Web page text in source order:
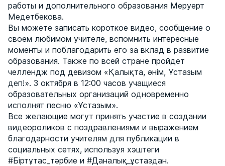
работы и дополнительного образования Меруерт
Медетбекова.
Вы можете записать короткое видео, сообщение о
своем любимом учителе, вспомнить интересные
моменты и поблагодарить его за вклад в развитие
образования. Также по всей стране пройдет
челлендж под девизом «Қалықта, әнім, Ұстазым
деп!». 3 октября в 12:00 часов учащиеся
образовательных организаций одновременно
исполнят песню «Ұстазым».
Все желающие могут принять участие в создании
видеороликов с поздравлениями и выражением
благодарности учителям для публикации в
социальных сетях, используя хэштеги
#Біртұтас_тәрбие и #Даналық_ұстаздан.